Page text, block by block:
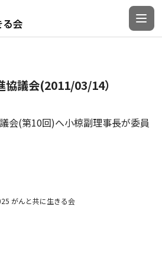
協議会(2011/03/14）
会(第10回)へ小椋副理事長が委員
がんと共に生きる会